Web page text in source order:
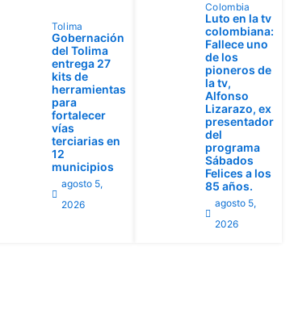
Tolima
Gobernación
del Tolima
entrega 27
kits de
herramientas
para
fortalecer
vías
terciarias en
12
municipios
agosto 5,
2026
Colombia
Luto en la tv
colombiana:
Fallece uno
de los
pioneros de
la tv,
Alfonso
Lizarazo, ex
presentador
del
programa
Sábados
Felices a los
85 años.
agosto 5,
2026